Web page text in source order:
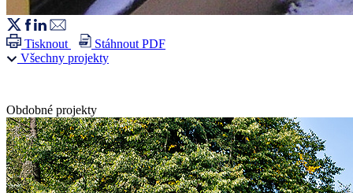
Tisknout
Stáhnout PDF
Všechny projekty
Obdobné projekty